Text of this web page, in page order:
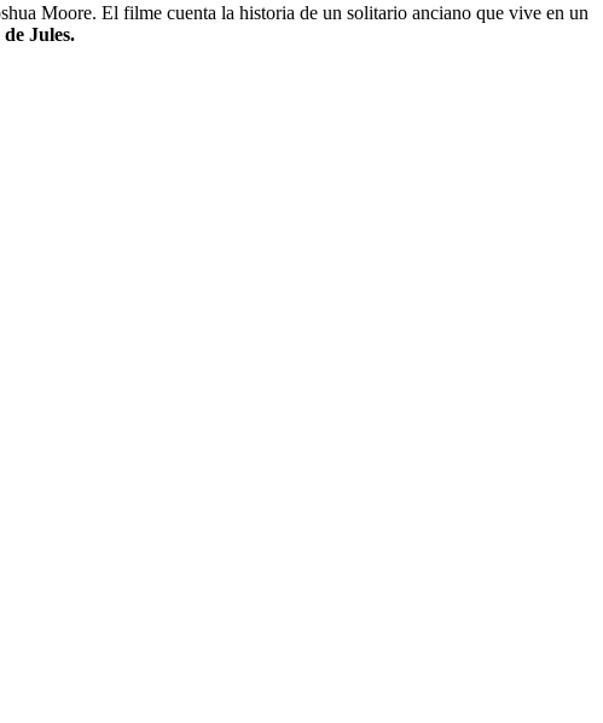
Moore. El filme cuenta la historia de un solitario anciano que vive en un
Jules.